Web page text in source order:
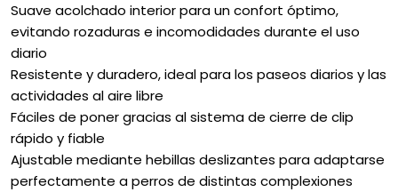
Suave acolchado interior para un confort óptimo,
evitando rozaduras e incomodidades durante el uso
diario
Resistente y duradero, ideal para los paseos diarios y las
actividades al aire libre
Fáciles de poner gracias al sistema de cierre de clip
rápido y fiable
Ajustable mediante hebillas deslizantes para adaptarse
perfectamente a perros de distintas complexiones